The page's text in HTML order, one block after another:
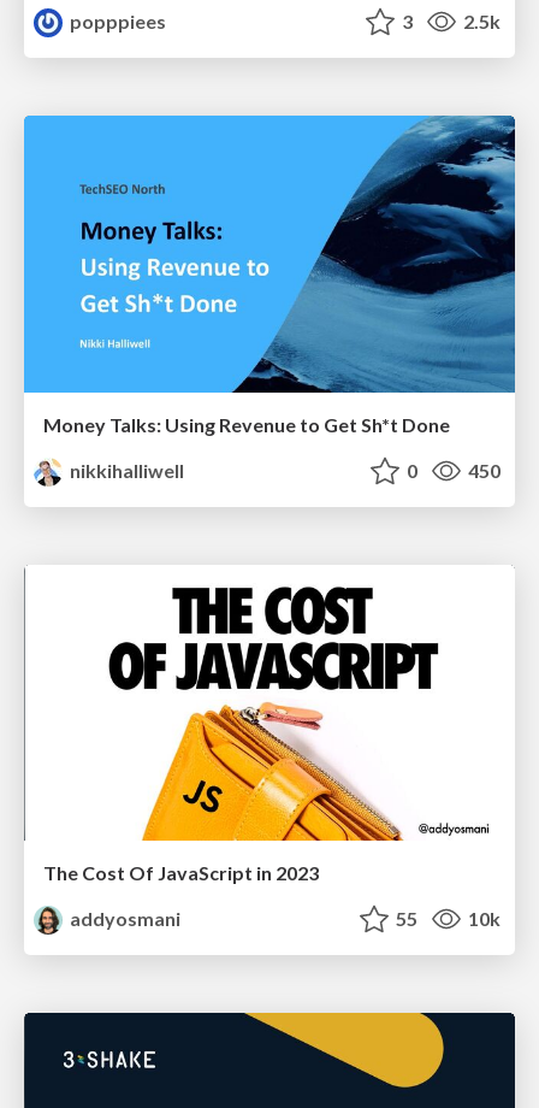
popppiees
3 2.5k
Money Talks: Using Revenue to Get Sh*t Done
nikkihalliwell
0 450
The Cost Of JavaScript in 2023
addyosmani
55 10k